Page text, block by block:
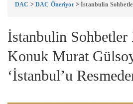
DAC > DAC Öneriyor>İstanbulin Sohbetler Başlıyor: İlk
İstanbulin Sohbetler
Konuk Murat
‘İstanbul’u